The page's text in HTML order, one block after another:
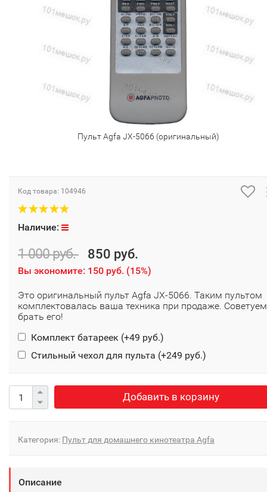
Пульт Agfa JX-5066 (оригинальный)
Код товара: 104946
Наличие:
1 000 руб. 850 руб.
Вы экономите: 150 руб. (15%)
Это оригинальный пульт Agfa JX-5066. Таким пультом
комплектовалась ваша техника при продаже. Советуем
брать его!
Комплект батареек (+49 руб.)
Стильный чехол для пульта (+249 руб.)
Добавить в корзину
Категория: Пульт для домашнего кинотеатра Agfa
Описание